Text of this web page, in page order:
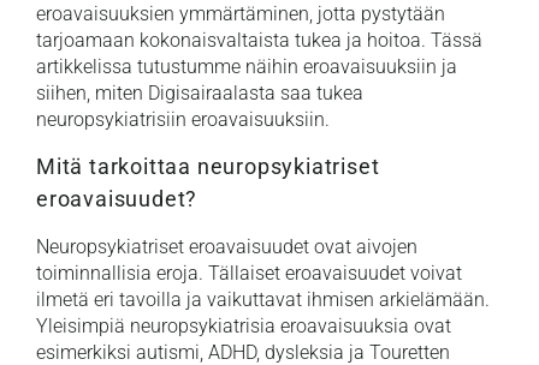
eroavaisuuksien ymmärtäminen, jotta pystytään
tarjoamaan kokonaisvaltaista tukea ja hoitoa. Tässä
artikkelissa tutustumme näihin eroavaisuuksiin ja
siihen, miten Digisairaalasta saa tukea
neuropsykiatrisiin eroavaisuuksiin.
Mitä tarkoittaa neuropsykiatriset
eroavaisuudet?
Neuropsykiatriset eroavaisuudet ovat aivojen
toiminnallisia eroja. Tällaiset eroavaisuudet voivat
ilmetä eri tavoilla ja vaikuttavat ihmisen arkielämään.
Yleisimpiä neuropsykiatrisia eroavaisuuksia ovat
esimerkiksi autismi, ADHD, dysleksia ja Touretten